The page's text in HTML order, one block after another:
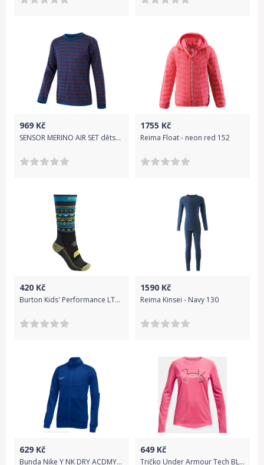
969 Kč
SENSOR MERINO AIR SET dětský triko dl.rukáv + spodky
1755 Kč
Reima Float - neon red 152
420 Kč
Burton Kids' Performance LTW sock - true black 27-29
1590 Kč
Reima Kinsei - Navy 130
629 Kč
Bunda Nike Y NK DRY ACDMY19 TRK JKT K aj9289-463 Velikost XS (122-128 cm)
649 Kč
Tričko Under Armour Tech BL LS - růžová - 122